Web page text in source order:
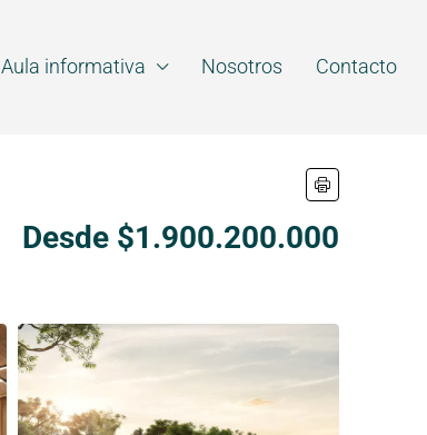
Aula informativa Nosotros Contacto
Desde $1.900.200.000